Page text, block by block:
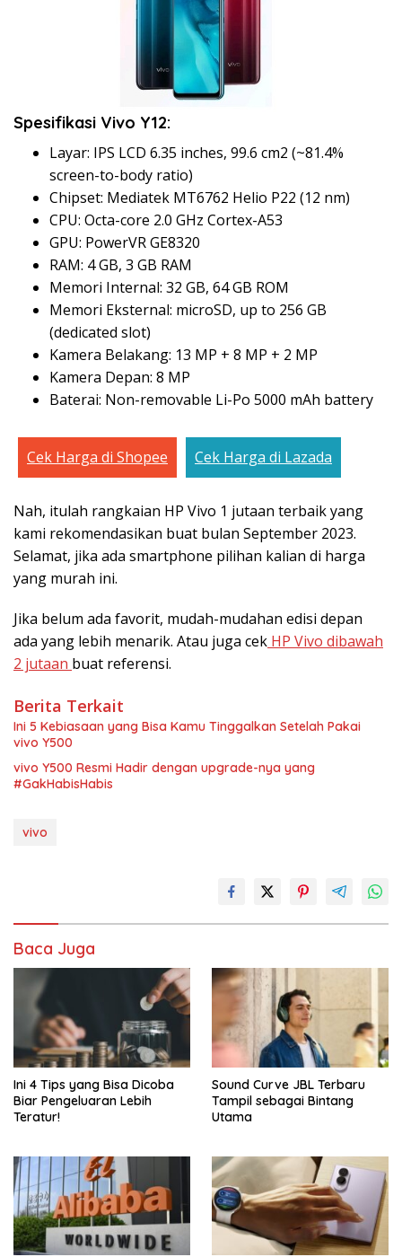
Spesifikasi Vivo Y12:
Layar: IPS LCD 6.35 inches, 99.6 cm2 (~81.4%
screen-to-body ratio)
Chipset: Mediatek MT6762 Helio P22 (12 nm)
CPU: Octa-core 2.0 GHz Cortex-A53
GPU: PowerVR GE8320
RAM: 4 GB, 3 GB RAM
Memori Internal: 32 GB, 64 GB ROM
Memori Eksternal: microSD, up to 256 GB
(dedicated slot)
Kamera Belakang: 13 MP + 8 MP + 2 MP
Kamera Depan: 8 MP
Baterai: Non-removable Li-Po 5000 mAh battery
Cek Harga di Shopee Cek Harga di Lazada
Nah, itulah rangkaian HP Vivo 1 jutaan terbaik yang
kami rekomendasikan buat bulan September 2023.
Selamat, jika ada smartphone pilihan kalian di harga
yang murah ini.
Jika belum ada favorit, mudah-mudahan edisi depan
ada yang lebih menarik. Atau juga cek HP Vivo dibawah
2 jutaan buat referensi.
Berita Terkait
Ini 5 Kebiasaan yang Bisa Kamu Tinggalkan Setelah Pakai
vivo Y500
vivo Y500 Resmi Hadir dengan upgrade-nya yang
#GakHabisHabis
vivo
Baca Juga
Ini 4 Tips yang Bisa Dicoba
Biar Pengeluaran Lebih
Teratur!
Sound Curve JBL Terbaru
Tampil sebagai Bintang
Utama